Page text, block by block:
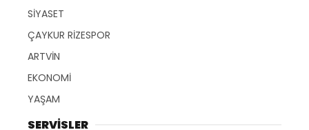
SİYASET
ÇAYKUR RİZESPOR
ARTVİN
EKONOMİ
YAŞAM
SERVİSLER